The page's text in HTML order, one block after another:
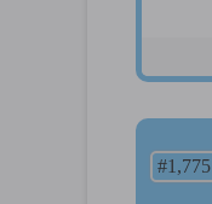
#1,775